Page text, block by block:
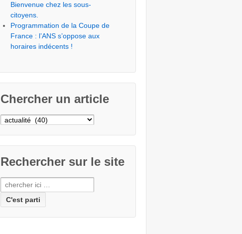
Bienvenue chez les sous-
citoyens.
Programmation de la Coupe de
France : l’ANS s’oppose aux
horaires indécents !
Chercher un article
Chercher
Rechercher sur le site
Recherche
pour: